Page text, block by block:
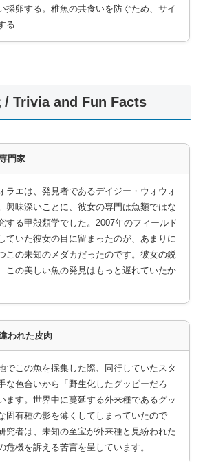
採卵する。稚魚の共食いを防ぐため、サイ
る
/ Trivia and Fun Facts
門家
ラエは、発見者であるデイジー・ウォウォ
興味深いことに、彼女の専門は魚類ではな
する甲殻類学でした。2007年のフィールド
ていた彼女の目に留まったのが、あまりに
この未知のメダカだったのです。彼女の鋭
この美しい魚の発見はもっと遅れていたか
われた皮肉
でこの魚を採集した際、同行していたスタ
な色合いから「野生化したグッピーだろ
ます。世界中に蔓延する外来種であるグッ
固有種の影を薄くしてしまっていたので
究者は、未知の至宝が外来種と見紛われた
危機を訴える苦言を呈しています。